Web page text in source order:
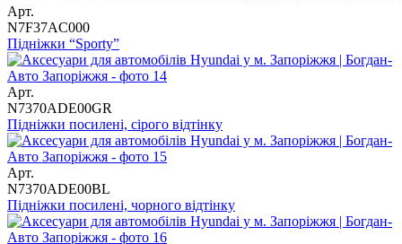
Арт.
N7F37AC000
Підніжки “Sporty”
Арт.
N7370ADE00GR
Підніжки посилені, сірого відтінку
Арт.
N7370ADE00BL
Підніжки посилені, чорного відтінку